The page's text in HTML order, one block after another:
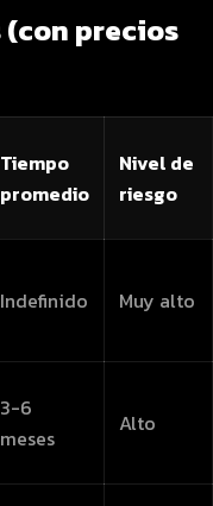
(con precios
Tiempo
promedio
Nivel de
riesgo
Indefinido Muy alto
3-6
meses
Alto